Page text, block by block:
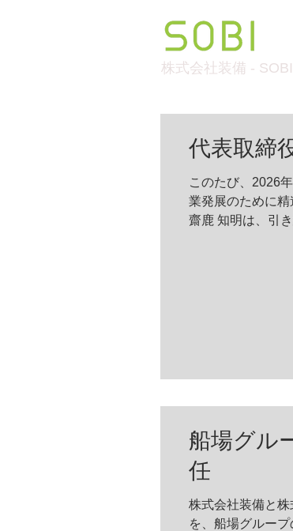
株式会社装備 - SOBI
代表取締
このたび、2026
業発展のために
齋鹿 知明は、引
船場グル
任
株式会社装備と
を、船場グループの木工ク